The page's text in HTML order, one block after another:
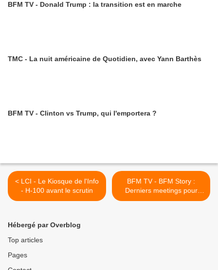
BFM TV - Donald Trump : la transition est en marche
TMC - La nuit américaine de Quotidien, avec Yann Barthès
BFM TV - Clinton vs Trump, qui l'emportera ?
< LCI - Le Kiosque de l'Info
- H-100 avant le scrutin
BFM TV - BFM Story :
Derniers meetings pour
Clinton et Trump >
Hébergé par Overblog
Top articles
Pages